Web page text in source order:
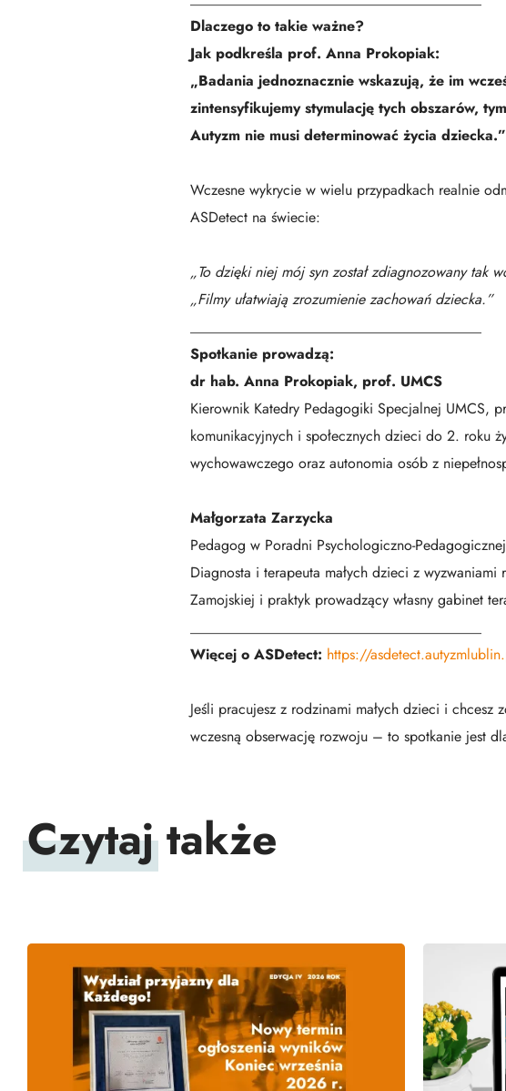
Dlaczego to takie ważne?
Jak podkreśla prof. Anna Prokopiak:
„Badania jednoznacznie wskazują, że im
zintensyfikujemy stymulację tych obszarów,
Autyzm nie musi determinować życia dziecka.”
Wczesne wykrycie w wielu przypadkach realnie
ASDetect na świecie:
„To dzięki niej mój syn został zdiagnozowany tak
„Filmy ułatwiają zrozumienie zachowań dziecka.”
Spotkanie prowadzą:
dr hab. Anna Prokopiak, prof. UMCS
Kierownik Katedry Pedagogiki Specjalnej UMCS,
komunikacyjnych i społecznych dzieci do 2. roku
wychowawczego oraz autonomia osób z
Małgorzata Zarzycka
Pedagog w Poradni Psychologiczno-
Diagnosta i terapeuta małych dzieci z
Zamojskiej i praktyk prowadzący własny gabinet
Więcej o ASDetect: https://
Jeśli pracujesz z rodzinami małych dzieci i
wczesną obserwację rozwoju – to spotkanie jest
Czytajtakże